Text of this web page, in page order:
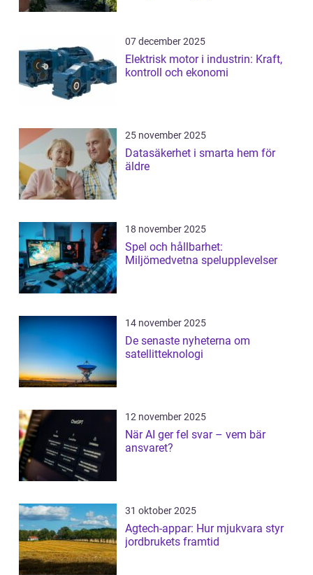
07 december 2025
Elektrisk motor i industrin: Kraft,
kontroll och ekonomi
25 november 2025
Datasäkerhet i smarta hem för
äldre
18 november 2025
Spel och hållbarhet:
Miljömedvetna spelupplevelser
14 november 2025
De senaste nyheterna om
satellitteknologi
12 november 2025
När AI ger fel svar – vem bär
ansvaret?
31 oktober 2025
Agtech-appar: Hur mjukvara styr
jordbrukets framtid